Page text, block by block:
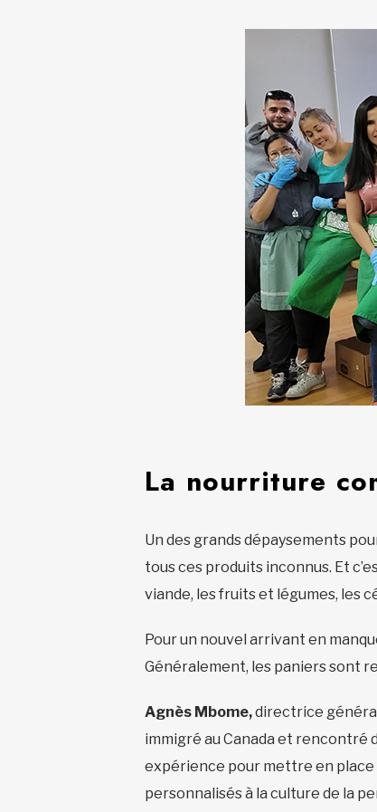
La nourriture
Un des grands dépaysements
tous ces produits inconnus. Et
viande, les fruits et légumes, les
Pour un nouvel arrivant en
Généralement, les paniers sont
Agnès Mbome,directrice
immigré au Canada et rencontré
expérience pour mettre en
personnalisés à la culture de la